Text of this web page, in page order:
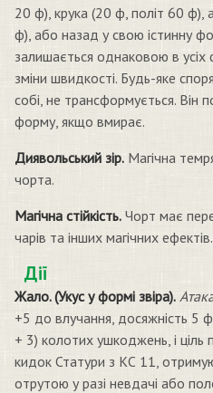
20 ф), крука (20 ф, політ 60 ф),
ф), або назад у свою істинну
залишається однаковою в усіх
зміни швидкості. Будь-яке
собі, не трансформується. Він
форму, якщо вмирає.
Диявольський зір. Магічна
чорта.
Магічна стійкість. Чорт має
чарів та інших магічних ефектів.
Дії
Жало. (Укус у формі звіра).
+5 до влучання, досяжність 5
+ 3) колотих ушкоджень, і ціль
кидок Статури з КС 11,
отрутою у разі невдачі або